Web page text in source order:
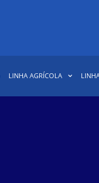
LINHA AGRÍCOLA